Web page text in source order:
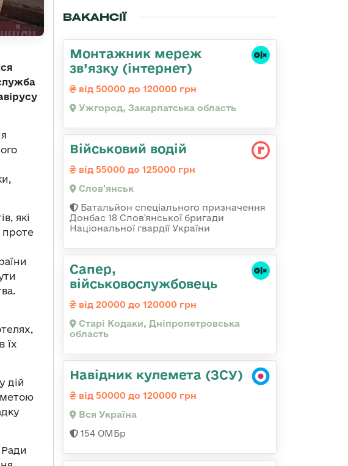
які
проте
їх
дій
метою
ВАКАНСІЇ
Монтажник мереж
зв’язку (інтернет)
від 50000 до 120000 грн
Ужгород, Закарпатська область
Військовий водій
від 55000 до 125000 грн
Слов'янськ
Батальйон спеціального призначення
Донбас 18 Слов'янської бригади
Національної гвардії України
Сапер,
військовослужбовець
від 20000 до 120000 грн
Старі Кодаки, Дніпропетровська
область
Навідник кулемета (ЗСУ)
від 50000 до 120000 грн
Вся Україна
154 ОМБр